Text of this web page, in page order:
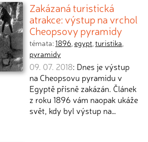
Zakázaná turistická
atrakce: výstup na vrchol
Cheopsovy pyramidy
témata:1896,egypt,turistika,
pyramidy
09. 07. 2018: Dnes je výstup
na Cheopsovu pyramidu v
Egyptě přísně zakázán. Článek
z roku 1896 vám naopak ukáže
svět, kdy byl výstup na…